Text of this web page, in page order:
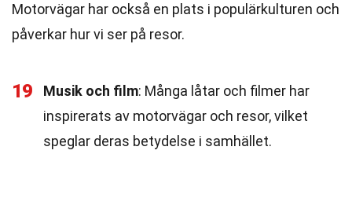
Motorvägar har också en plats i populärkulturen och
påverkar hur vi ser på resor.
19 Musik och film: Många låtar och filmer har
inspirerats av motorvägar och resor, vilket
speglar deras betydelse i samhället.